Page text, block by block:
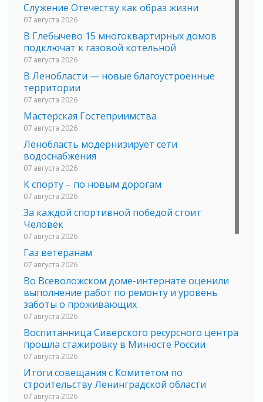
Служение Отечеству как образ жизни
07 августа 2026
В Глебычево 15 многоквартирных домов
подключат к газовой котельной
07 августа 2026
В Ленобласти — новые благоустроенные
территории
07 августа 2026
Мастерская Гостеприимства
07 августа 2026
Ленобласть модернизирует сети
водоснабжения
07 августа 2026
К спорту – по новым дорогам
07 августа 2026
За каждой спортивной победой стоит
Человек
07 августа 2026
Газ ветеранам
07 августа 2026
Во Всеволожском доме-интернате оценили
выполнение работ по ремонту и уровень
заботы о проживающих
07 августа 2026
Воспитанница Сиверского ресурсного центра
прошла стажировку в Минюсте России
07 августа 2026
Итоги совещания с Комитетом по
строительству Ленинградской области
07 августа 2026